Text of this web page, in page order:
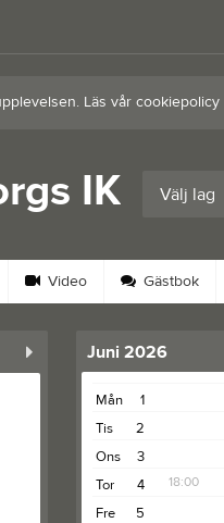
Läs vår cookiepolicy
IK Välj lag
Video Gästbok
Juni 2026
1
Mån
2
Tis
3
Ons
4
Tor 18:00
5
Fre